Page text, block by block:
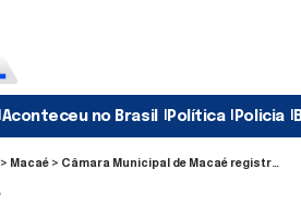
Aconteceu no Brasil Política Policia
> Macaé > Câmara Municipal de Macaé registra mais de 500 propostas nos dois primeiros meses de 2026